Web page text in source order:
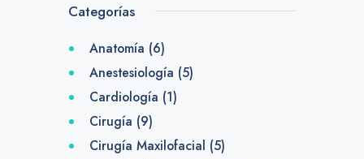
Categorías
Anatomía (6)
Anestesiología (5)
Cardiología (1)
Cirugía (9)
Cirugía Maxilofacial (5)